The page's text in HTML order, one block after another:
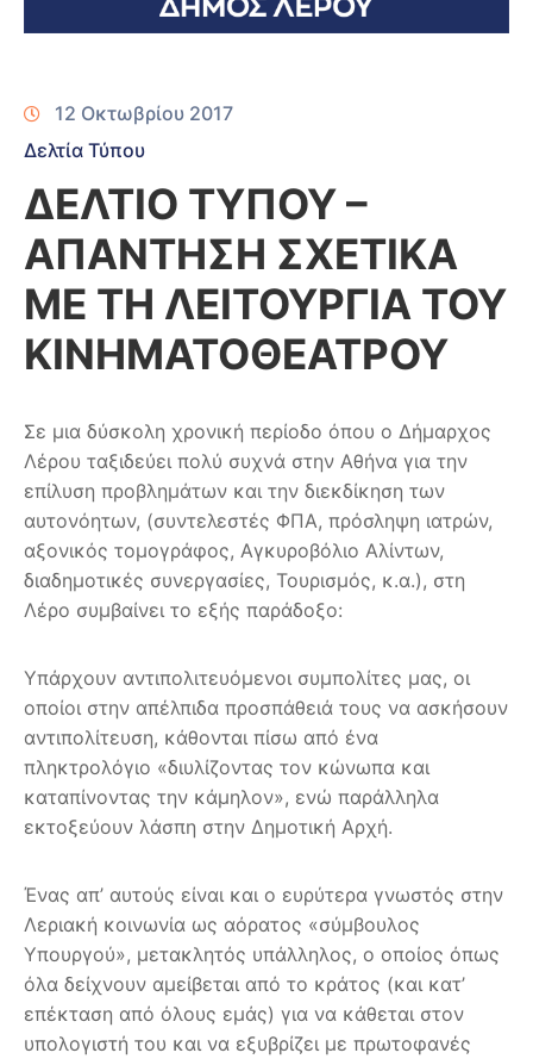
12 Οκτωβρίου 2017
Δελτία Τύπου
ΔΕΛΤΙΟ ΤΥΠΟΥ –
ΑΠΑΝΤΗΣΗ ΣΧΕΤΙΚΑ
ΜΕ ΤΗ ΛΕΙΤΟΥΡΓΙΑ ΤΟΥ
ΚΙΝΗΜΑΤΟΘΕΑΤΡΟΥ
Σε μια δύσκολη χρονική περίοδο όπου ο Δήμαρχος
Λέρου ταξιδεύει πολύ συχνά στην Αθήνα για την
επίλυση προβλημάτων και την διεκδίκηση των
αυτονόητων, (συντελεστές ΦΠΑ, πρόσληψη ιατρών,
αξονικός τομογράφος, Αγκυροβόλιο Αλίντων,
διαδημοτικές συνεργασίες, Τουρισμός, κ.α.), στη
Λέρο συμβαίνει το εξής παράδοξο:
Υπάρχουν αντιπολιτευόμενοι συμπολίτες μας, οι
οποίοι στην απέλπιδα προσπάθειά τους να ασκήσουν
αντιπολίτευση, κάθονται πίσω από ένα
πληκτρολόγιο «διυλίζοντας τον κώνωπα και
καταπίνοντας την κάμηλον», ενώ παράλληλα
εκτοξεύουν λάσπη στην Δημοτική Αρχή.
Ένας απ’ αυτούς είναι και ο ευρύτερα γνωστός στην
Λεριακή κοινωνία ως αόρατος «σύμβουλος
Υπουργού», μετακλητός υπάλληλος, ο οποίος όπως
όλα δείχνουν αμείβεται από το κράτος (και κατ’
επέκταση από όλους εμάς) για να κάθεται στον
υπολογιστή του και να εξυβρίζει με πρωτοφανές